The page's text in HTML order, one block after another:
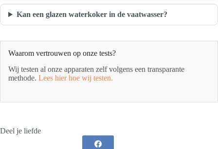
Kan een glazen waterkoker in de vaatwasser?
Waarom vertrouwen op onze tests?
Wij testen al onze apparaten zelf volgens een transparante
methode. Lees hier hoe wij testen.
Deel je liefde